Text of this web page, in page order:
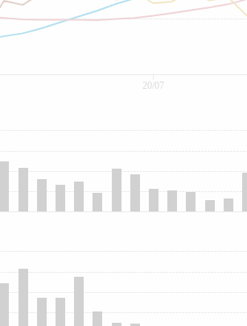
20/07